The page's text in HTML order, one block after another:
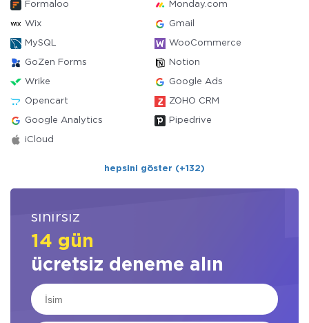
Formaloo Monday.com
Wix Gmail
MySQL WooCommerce
GoZen Forms Notion
Wrike Google Ads
Opencart ZOHO CRM
Google Analytics Pipedrive
iCloud
hepsini göster (+132)
sınırsız
14 gün
ücretsiz deneme alın